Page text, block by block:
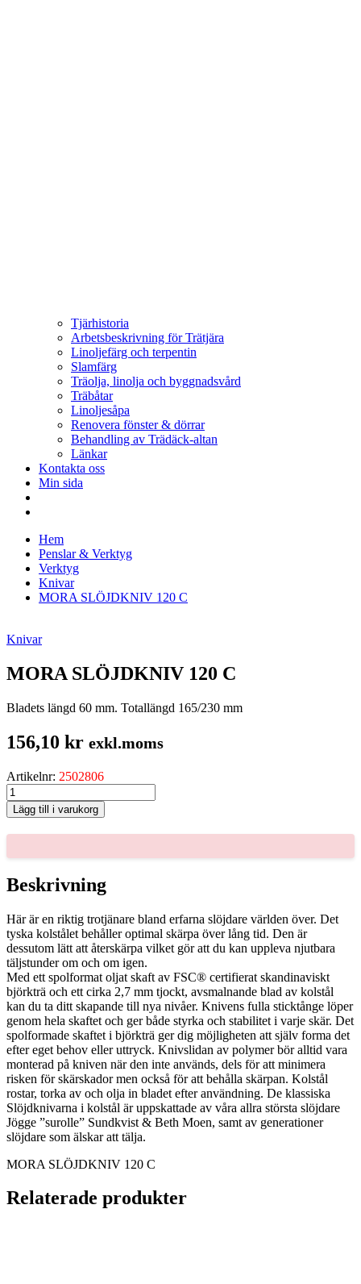
Tjärhistoria
Arbetsbeskrivning för Trätjära
Linoljefärg och terpentin
Slamfärg
Träolja, linolja och byggnadsvård
Träbåtar
Linoljesåpa
Renovera fönster & dörrar
Behandling av Trädäck-altan
Länkar
Kontakta oss
Min sida
Hem
Penslar & Verktyg
Verktyg
Knivar
MORA SLÖJDKNIV 120 C
Knivar
MORA SLÖJDKNIV 120 C
Bladets längd 60 mm. Totallängd 165/230 mm
156,10 kr exkl.moms
Artikelnr: 2502806
MORA
SLÖJDKNIV
120
C
Lägg till i varukorg
Beskrivning
Här är en riktig trotjänare bland erfarna slöjdare världen över. Det
tyska kolstålet behåller optimal skärpa över lång tid. Den är
dessutom lätt att återskärpa vilket gör att du kan uppleva njutbara
täljstunder om och om igen.
Med ett spolformat oljat skaft av FSC® certifierat skandinaviskt
björkträ och ett cirka 2,7 mm tjockt, avsmalnande blad av kolstål
kan du ta ditt skapande till nya nivåer. Knivens fulla sticktånge löper
genom hela skaftet och ger både styrka och stabilitet i varje skär. Det
spolformade skaftet i björkträ ger dig möjligheten att själv forma det
efter eget behov eller uttryck. Knivslidan av polymer bör alltid vara
monterad på kniven när den inte används, dels för att minimera
risken för skärskador men också för att behålla skärpan. Kolstål
rostar, torka av och olja in bladet efter användning. De klassiska
Slöjdknivarna i kolstål är uppskattade av våra allra största slöjdare
Jögge ”surolle” Sundkvist & Beth Moen, samt av generationer
slöjdare som älskar att tälja.
MORA SLÖJDKNIV 120 C
Relaterade produkter